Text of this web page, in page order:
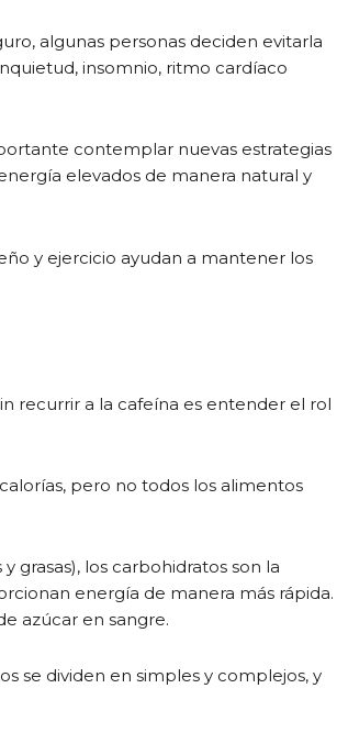
algunas personas deciden evitarla
insomnio, ritmo cardíaco
contemplar nuevas estrategias
elevados de manera natural y
y ejercicio ayudan a mantener los
recurrir a la cafeína es entender el rol
pero no todos los alimentos
grasas), los carbohidratos son la
energía de manera más rápida.
azúcar en sangre.
se dividen en simples y complejos, y